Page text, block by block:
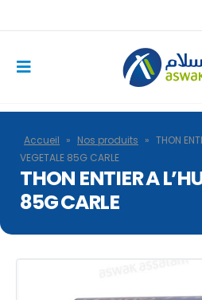
Accueil » Nos produits » THON
VEGETALE 85G CARLE
THON ENTIER A
85G CARLE